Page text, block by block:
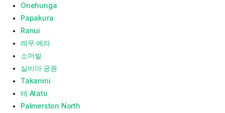
Onehunga
Papakura
Ranui
레무 에라
소머빌
실비아 공원
Takanini
테 Atatu
Palmerston North